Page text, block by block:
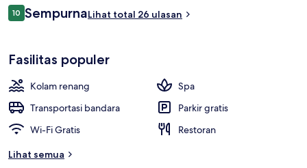
Ulasan
1010 dari 10
SempurnaLihat total 26 ulasan
Fasilitas populer
Kolam renang
Spa
Transportasi bandara
Parkir gratis
Wi-Fi Gratis
Restoran
Lihat semua